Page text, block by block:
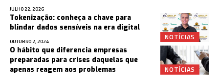
JULHO 22, 2026
NOTÍCIAS
Tokenização: conheça a chave para
blindar dados sensíveis na era digital
OUTUBRO 2, 2024
NOTÍCIAS
O hábito que diferencia empresas
preparadas para crises daquelas que
apenas reagem aos problemas